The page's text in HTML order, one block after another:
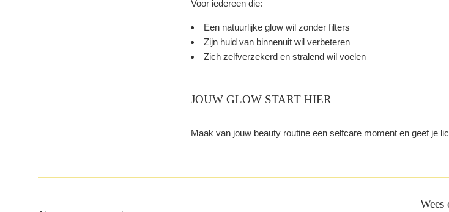
Voor iedereen die:
Een natuurlijke glow wil zonder filters
Zijn huid van binnenuit wil verbeteren
Zich zelfverzekerd en stralend wil voelen
JOUW GLOW START HIER
Maak van jouw beauty routine een selfcare moment en geef je